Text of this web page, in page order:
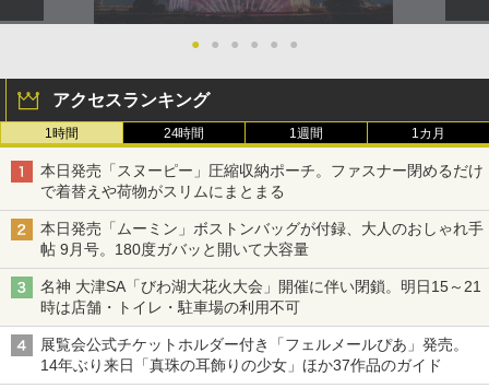
● ● ● ● ● ●
アクセスランキング
1時間 24時間 1週間 1カ月
本日発売「スヌーピー」圧縮収納ポーチ。ファスナー閉めるだけ
で着替えや荷物がスリムにまとまる
本日発売「ムーミン」ボストンバッグが付録、大人のおしゃれ手
帖 9月号。180度ガバッと開いて大容量
名神 大津SA「びわ湖大花火大会」開催に伴い閉鎖。明日15～21
時は店舗・トイレ・駐車場の利用不可
展覧会公式チケットホルダー付き「フェルメールぴあ」発売。
14年ぶり来日「真珠の耳飾りの少女」ほか37作品のガイド